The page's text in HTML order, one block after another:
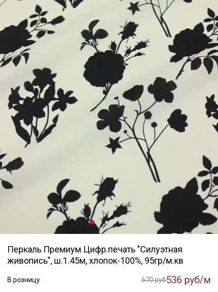
Перкаль Премиум Цифр.печать "Силуэтная
живопись", ш.1.45м, хлопок-100%, 95гр/м.кв
В розницу 670 руб536 руб/м